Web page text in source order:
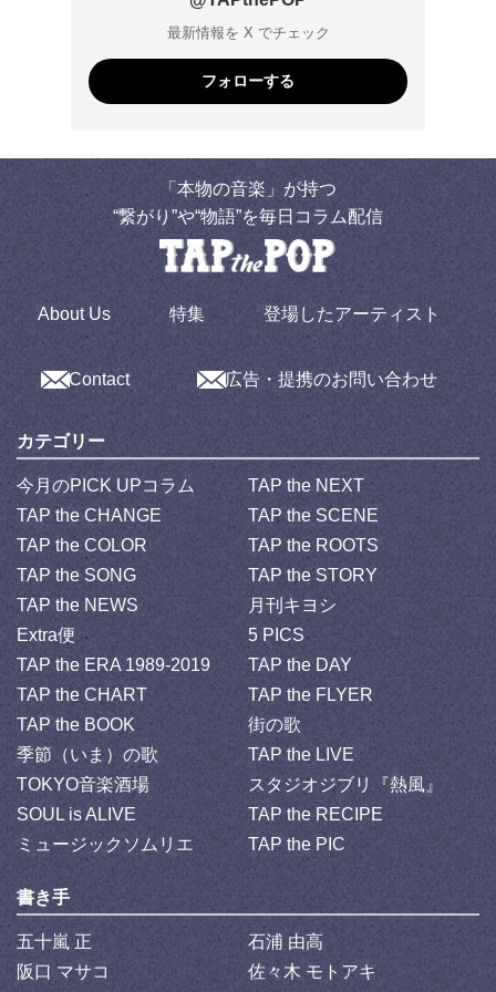
最新情報を X でチェック
フォローする
「本物の音楽」が持つ
“繋がり”や“物語”を毎日コラム配信
About Us 特集 登場したアーティスト
Contact 広告・提携のお問い合わせ
カテゴリー
今月のPICK UPコラム
TAP the NEXT
TAP the CHANGE
TAP the SCENE
TAP the COLOR
TAP the ROOTS
TAP the SONG
TAP the STORY
TAP the NEWS
月刊キヨシ
Extra便
5 PICS
TAP the ERA 1989-2019
TAP the DAY
TAP the CHART
TAP the FLYER
TAP the BOOK
街の歌
季節（いま）の歌
TAP the LIVE
TOKYO音楽酒場
スタジオジブリ『熱風』
SOUL is ALIVE
TAP the RECIPE
ミュージックソムリエ
TAP the PIC
書き手
五十嵐 正
石浦 由高
阪口 マサコ
佐々木 モトアキ